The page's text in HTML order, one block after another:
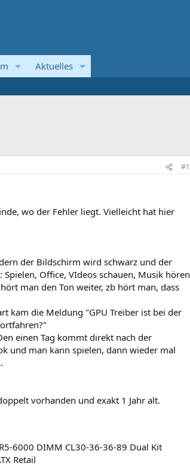
Aktuelles
#1
wo der Fehler liegt. Vielleicht hat hier
der Bildschirm wird schwarz und der
Office, VIdeos schauen, Musik hören
man den Ton weiter, zb hört man, dass
kam die Meldung "GPU Treiber ist bei der
einen Tag kommt direkt nach der
und man kann spielen, dann wieder mal
vorhanden und exakt 1 Jahr alt.
6000 DIMM CL30-36-36-89 Dual Kit
Retail